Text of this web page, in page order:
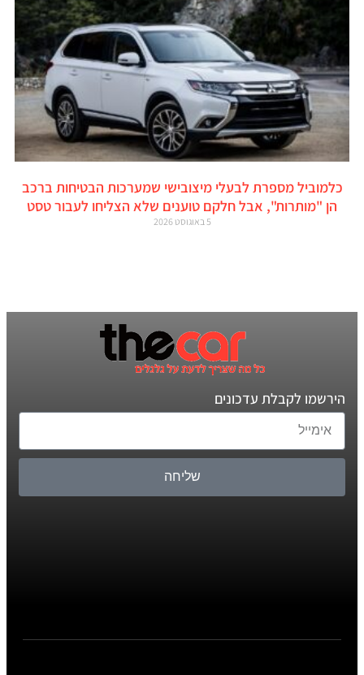
כלמוביל מספרת לבעלי מיצובישי שמערכות הבטיחות ברכב
הן "מותרות", אבל חלקם טוענים שלא הצליחו לעבור טסט
5 באוגוסט 2026
הירשמו לקבלת עדכונים
שליחה